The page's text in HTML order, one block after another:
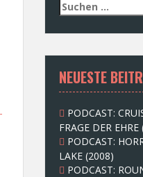
S
u
c
e
n
n
c
h
:
NEUESTE
PODCAST:
FRAGE DER
PODCAST:
LAKE (2008)
PODCAST: